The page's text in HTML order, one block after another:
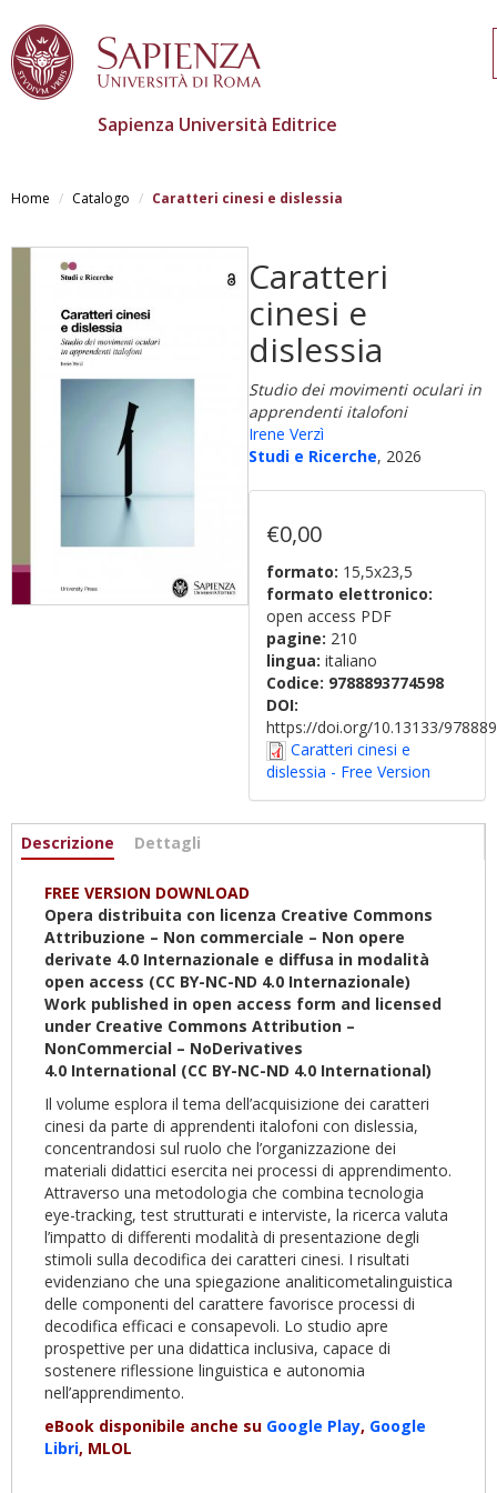
contenuto
Sapienza Università Editrice
Home Catalogo Caratteri cinesi e dislessia
Caratteri
cinesi e
dislessia
Studio dei movimenti oculari in
apprendenti italofoni
Irene Verzì
Studi e Ricerche, 2026
€0,00
formato: 15,5x23,5
formato elettronico:
open access PDF
pagine: 210
lingua: italiano
Codice: 9788893774598
DOI:
https://doi.org/10.13133/
Caratteri cinesi e
dislessia - Free Version
Informazioni
Descrizione (scheda
Dettagli
FREE VERSION DOWNLOAD
Opera distribuita con licenza Creative Commons
Attribuzione – Non commerciale – Non opere
derivate 4.0 Internazionale e diffusa in modalità
open access (CC BY-NC-ND 4.0 Internazionale)
Work published in open access form and licensed
under Creative Commons Attribution –
NonCommercial – NoDerivatives
4.0 International (CC BY-NC-ND 4.0 International)
Il volume esplora il tema dell’acquisizione dei caratteri
cinesi da parte di apprendenti italofoni con dislessia,
concentrandosi sul ruolo che l’organizzazione dei
materiali didattici esercita nei processi di apprendimento.
Attraverso una metodologia che combina tecnologia
eye-tracking, test strutturati e interviste, la ricerca valuta
l’impatto di differenti modalità di presentazione degli
stimoli sulla decodifica dei caratteri cinesi. I risultati
evidenziano che una spiegazione analiticometalinguistica
delle componenti del carattere favorisce processi di
decodifica efficaci e consapevoli. Lo studio apre
prospettive per una didattica inclusiva, capace di
sostenere riflessione linguistica e autonomia
nell’apprendimento.
eBook disponibile anche su Google Play, Google
Libri, MLOL